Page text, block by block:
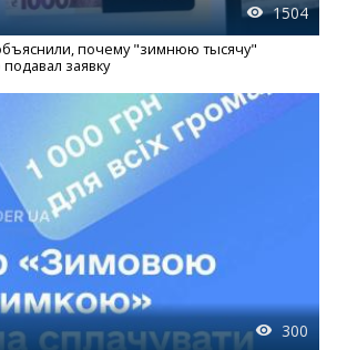
1504
почему "зимнюю тысячу"
заявку
300